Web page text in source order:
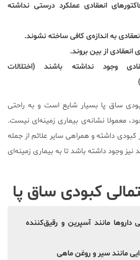
انعقادی عملکرد درستی نداشته
به اندازه‌ی کافی ساخته نشوند.
انعقادی از بین بروند.
وجود نداشته باشند (اختلالات
ساق پا بسیار شایع است و به راحتی
معمولا نشانه‌ی بیماری زمینه‌ای نیست.
کبودی داشته و همراهی سایر علائم از جمله
وجود داشته باشد تا به بیماری زمینه‌ای
کبودی ساق پا
داروها مانند آسپرین و رقیق‌کننده
مانند سیر و روغن ماهی